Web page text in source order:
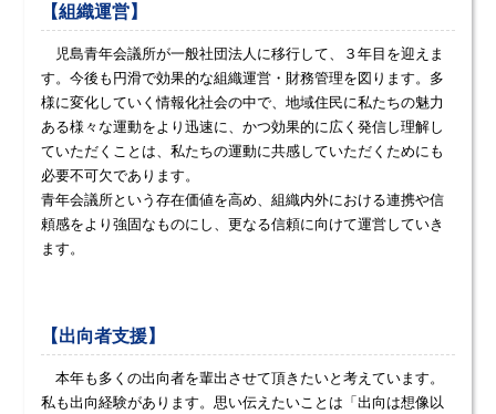
【組織運営】
児島青年会議所が一般社団法人に移行して、３年目を迎えま
す。今後も円滑で効果的な組織運営・財務管理を図ります。多
様に変化していく情報化社会の中で、地域住民に私たちの魅力
ある様々な運動をより迅速に、かつ効果的に広く発信し理解し
ていただくことは、私たちの運動に共感していただくためにも
必要不可欠であります。
青年会議所という存在価値を高め、組織内外における連携や信
頼感をより強固なものにし、更なる信頼に向けて運営していき
ます。
【出向者支援】
本年も多くの出向者を輩出させて頂きたいと考えています。
私も出向経験があります。思い伝えたいことは「出向は想像以